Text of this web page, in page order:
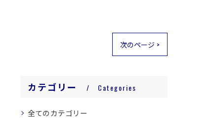
次のページ >
カテゴリー Categories
全てのカテゴリー